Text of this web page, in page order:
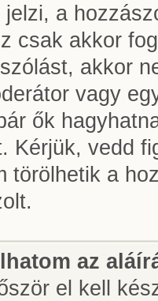
jelzi, a
csak akkor
akkor
vagy
ők
Kérjük, vedd
törölhetik a
az
el kell